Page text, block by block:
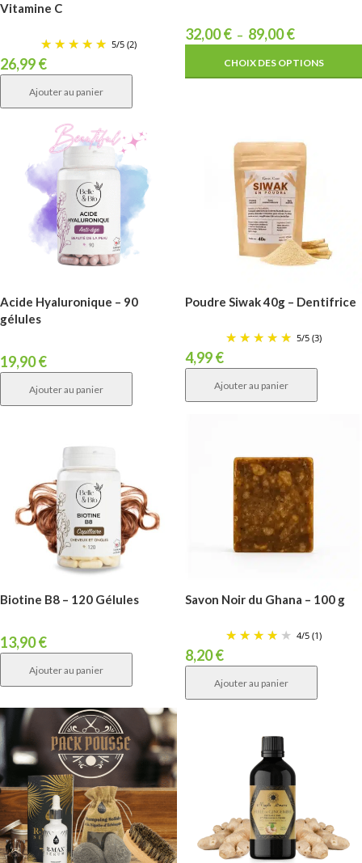
Vitamine C
5/5 (2)
26,99€
Ajouter au panier
32,00€ – 89,00€
CHOIX DES OPTIONS
Acide Hyaluronique – 90
gélules
19,90€
Ajouter au panier
Poudre Siwak 40g – Dentifrice
5/5 (3)
4,99€
Ajouter au panier
Biotine B8 – 120 Gélules
13,90€
Ajouter au panier
Savon Noir du Ghana – 100 g
4/5 (1)
8,20€
Ajouter au panier